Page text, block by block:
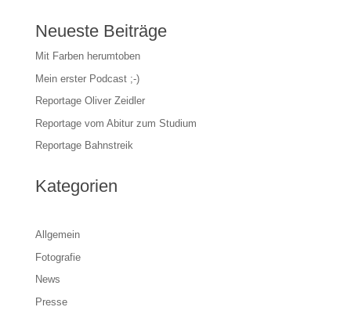
Neueste Beiträge
Mit Farben herumtoben
Mein erster Podcast ;-)
Reportage Oliver Zeidler
Reportage vom Abitur zum Studium
Reportage Bahnstreik
Kategorien
Allgemein
Fotografie
News
Presse